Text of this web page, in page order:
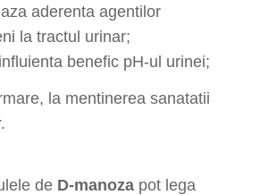
aderenta agentilor
la tractul urinar;
benefic pH-ul urinei;
la mentinerea sanatatii
de D-manozapot lega